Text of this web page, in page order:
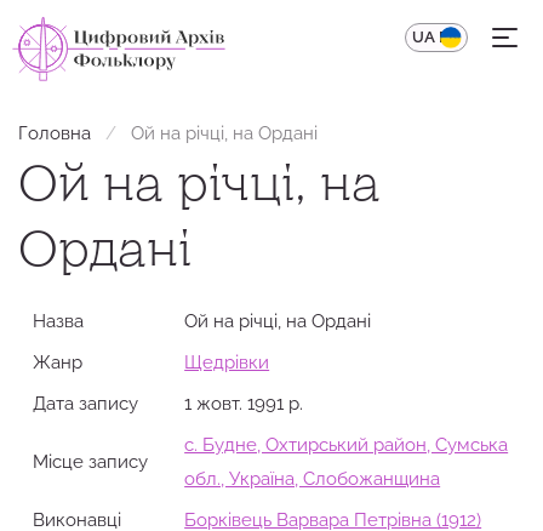
UA EN
Головна Ой на річці, на Ордані
Ой на річці, на
Ордані
Назва
Ой на річці, на Ордані
Жанр
Щедрівки
Дата запису
1 жовт. 1991 р.
Місце запису
с. Будне, Охтирський район, Сумська
обл., Україна, Слобожанщина
Виконавці
Борківець Варвара Петрівна (1912)